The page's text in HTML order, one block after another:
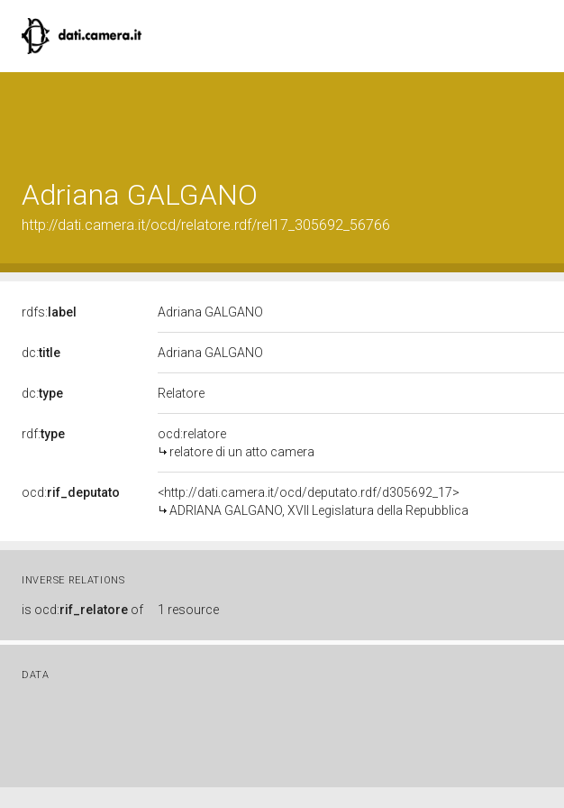
Adriana GALGANO
http://dati.camera.it/ocd/relatore.rdf/rel17_305692_56766
rdfs: label Adriana GALGANO
dc:title Adriana GALGANO
dc:type Relatore
rdf:type
ocd:relatore
relatore di un atto camera
ocd:rif_deputato
<http://dati.camera.it/ocd/deputato.rdf/d305692_17>
ADRIANA GALGANO, XVII Legislatura della Repubblica
INVERSE RELATIONS
is ocd:rif_relatore of 1 resource
DATA